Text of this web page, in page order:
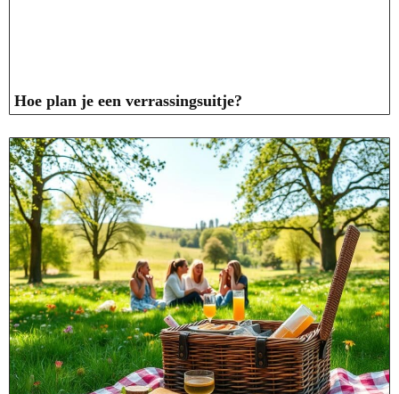
Hoe plan je een verrassingsuitje?